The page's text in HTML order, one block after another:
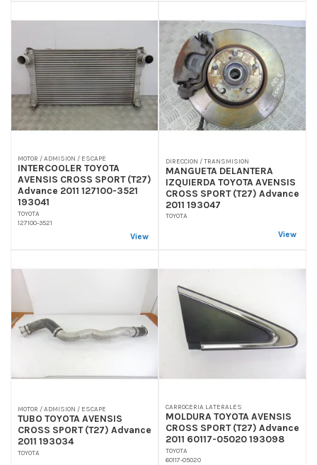
MOTOR / ADMISION / ESCAPE
INTERCOOLER TOYOTA
AVENSIS CROSS SPORT (T27)
Advance 2011 127100-3521
193041
TOYOTA
127100-3521
View
DIRECCION / TRANSMISION
MANGUETA DELANTERA
IZQUIERDA TOYOTA AVENSIS
CROSS SPORT (T27) Advance
2011 193047
TOYOTA
View
MOTOR / ADMISION / ESCAPE
TUBO TOYOTA AVENSIS
CROSS SPORT (T27) Advance
2011 193034
TOYOTA
CARROCERIA LATERALES
MOLDURA TOYOTA AVENSIS
CROSS SPORT (T27) Advance
2011 60117-05020 193098
TOYOTA
60117-05020